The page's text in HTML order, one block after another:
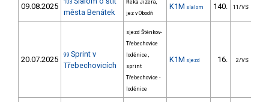
09.08.2025 103
města Benátek
Řeka Jizera,
jez v Obodři
K1M slalom 140. 11/VS
20.07.2025 99 Sprint v
Třebechovicích
sjezd Štěnkov-
Třebechovice
loděnice ,
sprint
Třebechovice -
loděnice
K1M sjezd 16. 2/VS